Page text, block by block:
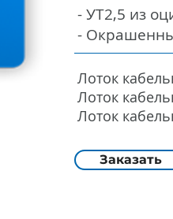
- УТ2,5 из
-
Лоток
Лоток
Лоток
Заказать